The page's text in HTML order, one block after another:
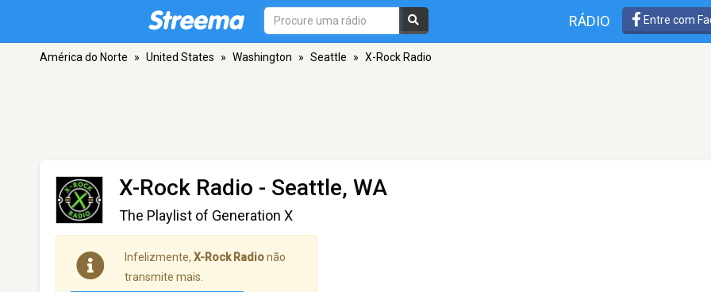
RÁDIO Entre com
América do Norte » United States » Washington » Seattle » X-Rock Radio
X-Rock Radio - Seattle, WA
The Playlist of Generation X
Infelizmente, X-Rock Radionão
transmite mais.